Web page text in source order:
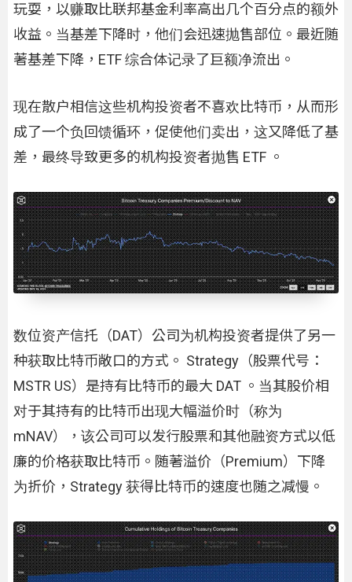
玩耍，以赚取比联邦基金利率高出几个百分点的额外
收益。当基差下降时，他们会迅速抛售部位。最近随
著基差下降，ETF 综合体记录了巨额净流出。
现在散户相信这些机构投资者不喜欢比特币，从而形
成了一个负回馈循环，促使他们卖出，这又降低了基
差，最终导致更多的机构投资者抛售 ETF 。
数位资产信托（DAT）公司为机构投资者提供了另一
种获取比特币敞口的方式。 Strategy（股票代号：
MSTR US）是持有比特币的最大 DAT 。当其股价相
对于其持有的比特币出现大幅溢价时（称为
mNAV），该公司可以发行股票和其他融资方式以低
廉的价格获取比特币。随著溢价（Premium）下降
为折价，Strategy 获得比特币的速度也随之减慢。